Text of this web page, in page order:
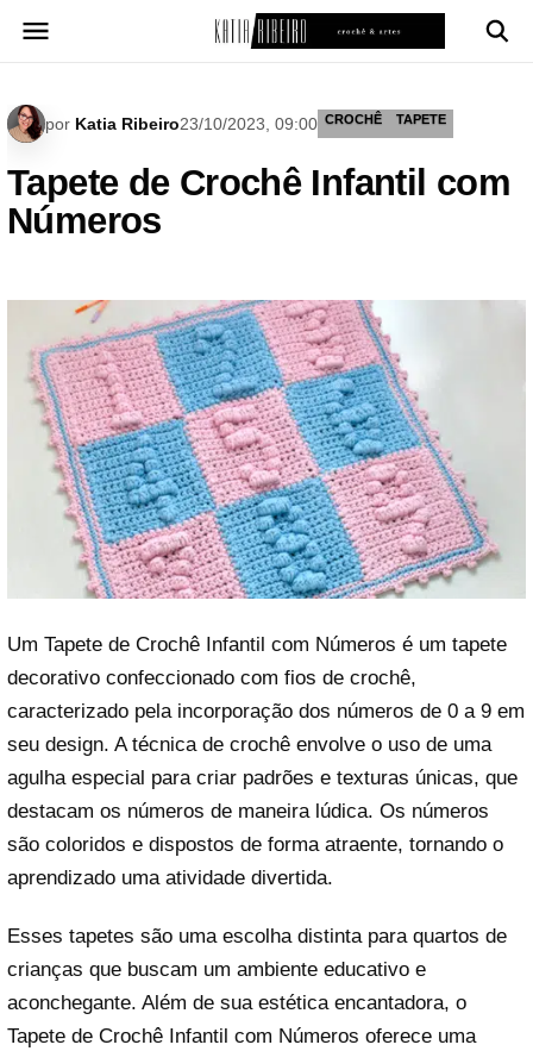
para
por Katia Ribeiro23/10/2023, 09:00 CROCHÊ TAPETE
Tapete de Crochê Infantil com
Números
Um Tapete de Crochê Infantil com Números é um tapete
decorativo confeccionado com fios de crochê,
caracterizado pela incorporação dos números de 0 a 9 em
seu design. A técnica de crochê envolve o uso de uma
agulha especial para criar padrões e texturas únicas, que
destacam os números de maneira lúdica. Os números
são coloridos e dispostos de forma atraente, tornando o
aprendizado uma atividade divertida.
Esses tapetes são uma escolha distinta para quartos de
crianças que buscam um ambiente educativo e
aconchegante. Além de sua estética encantadora, o
Tapete de Crochê Infantil com Números oferece uma